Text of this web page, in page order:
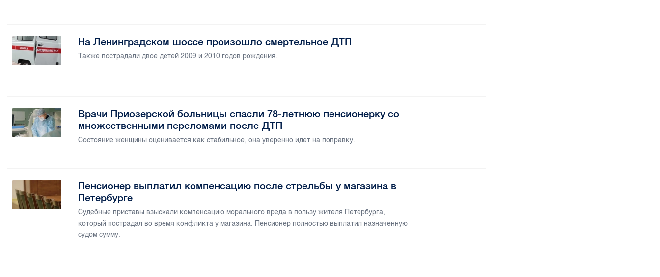
На Ленинградском шоссе произошло смертельное ДТП
Также пострадали двое детей 2009 и 2010 годов рождения.
Врачи Приозерской больницы спасли 78-летнюю пенсионерку со
множественными переломами после ДТП
Состояние женщины оценивается как стабильное, она уверенно идет на поправку.
Пенсионер выплатил компенсацию после стрельбы у магазина в
Петербурге
Судебные приставы взыскали компенсацию морального вреда в пользу жителя Петербурга,
который пострадал во время конфликта у магазина. Пенсионер полностью выплатил назначенную
судом сумму.